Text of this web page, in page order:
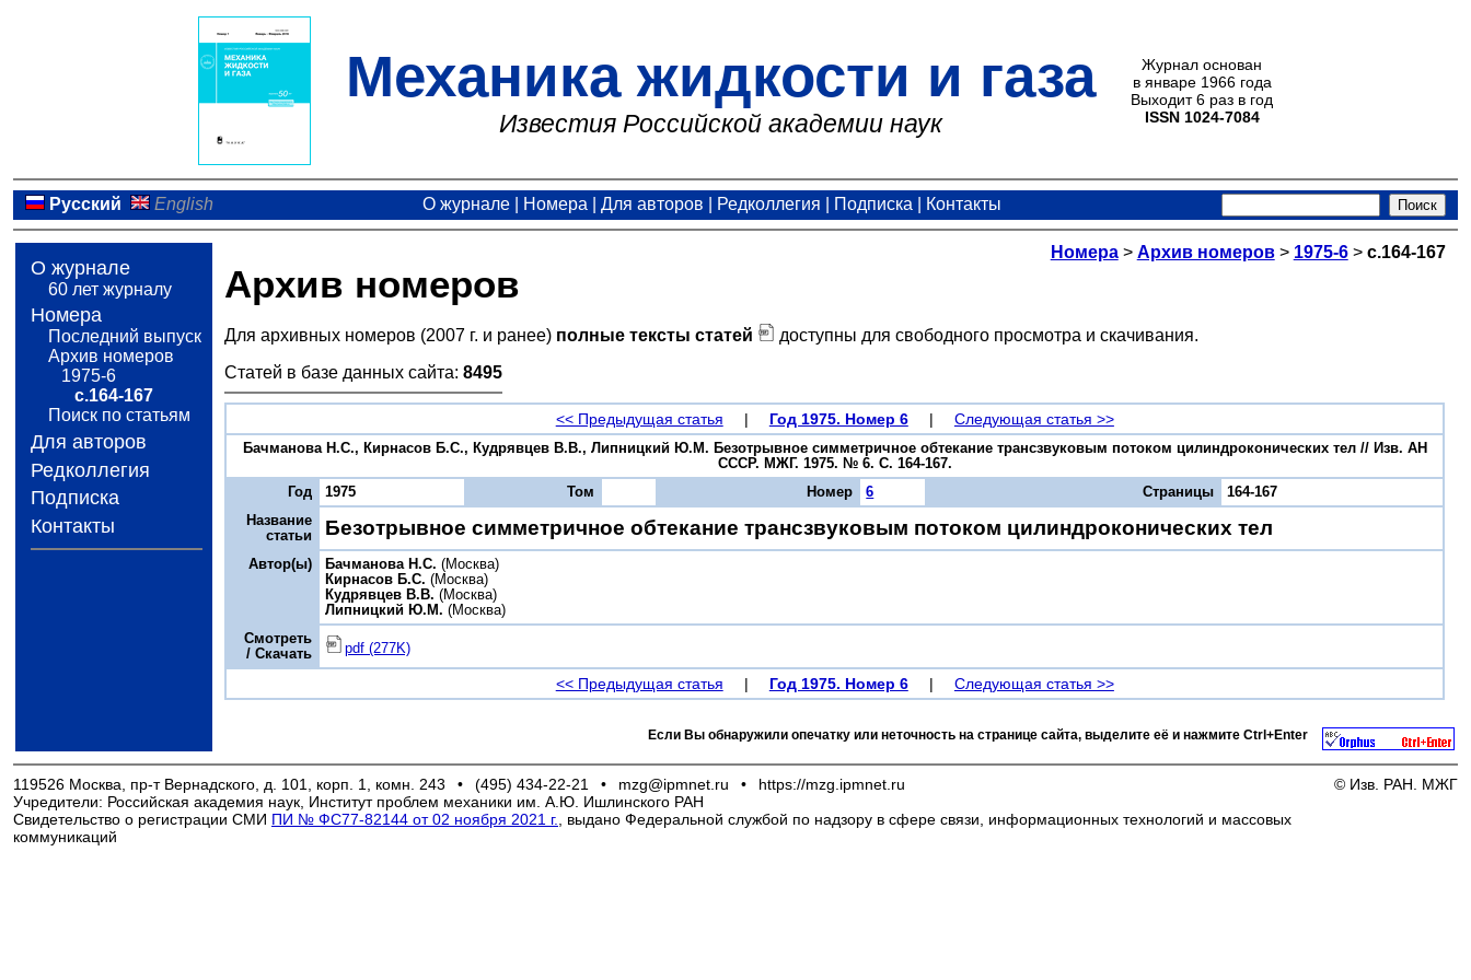
Механика жидкости и газа
Известия Российской академии наук
Журнал основан
в январе 1966 года
Выходит 6 раз в год
ISSN 1024-7084
Русский English О журнале Номера Для авторов Редколлегия Подписка Контакты
О журнале
60 лет журналу
Номера
Последний выпуск
Архив номеров
1975-6
с.164-167
Поиск по статьям
Для авторов
Редколлегия
Подписка
Контакты
Номера> Архив номеров> 1975-6> с.164-167
Архив номеров
Для архивных номеров (2007 г. и ранее) полные тексты статей
доступны для свободного просмотра и скачивания.
Статей в базе данных сайта: 8495
<< Предыдущая статья | Год 1975. Номер 6 | Следующая статья >>
Бачманова Н.С., Кирнасов Б.С., Кудрявцев В.В., Липницкий Ю.М. Безотрывное симметричное обтекание трансзвуковым потоком цилиндроконических тел // Изв. АН
СССР. МЖГ. 1975. № 6. С. 164-167.
Год
1975 Том Номер 6 Страницы
164-167
Название
статьи
Безотрывное симметричное обтекание трансзвуковым потоком цилиндроконических тел
Автор(ы) Бачманова Н.С. (Москва)
Кирнасов Б.С. (Москва)
Кудрявцев В.В. (Москва)
Липницкий Ю.М. (Москва)
Смотреть
/ Скачать
pdf (277K)
<< Предыдущая статья | Год 1975. Номер 6 | Следующая статья >>
Если Вы обнаружили опечатку или неточность на странице сайта, выделите её и нажмите Ctrl+Enter
119526 Москва, пр-т Вернадского, д. 101, корп. 1, комн. 243 • (495) 434-22-21 • mzg@ipmnet.ru •
https://mzg.ipmnet.ru
Учредители: Российская академия наук, Институт проблем механики им. А.Ю. Ишлинского РАН
Свидетельство о регистрации СМИ ПИ № ФС77-82144 от 02 ноября 2021 г.
, выдано Федеральной службой по надзору в сфере связи, информационных технологий и массовых
коммуникаций
© Изв. РАН. МЖГ